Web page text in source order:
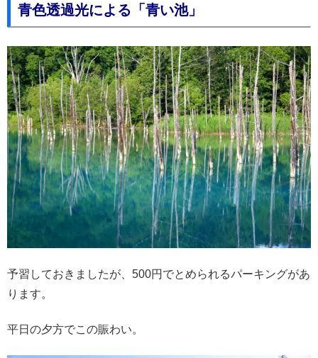
青色透過光による「青い池」
予習しておきましたが、500円でとめられるパーキングがあ
ります。
平日の夕方でこの賑わい。